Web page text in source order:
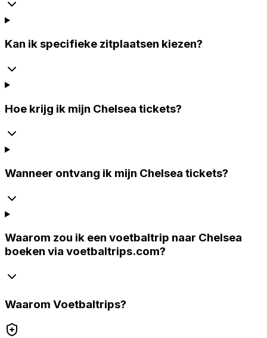
Kan ik specifieke zitplaatsen kiezen?
Hoe krijg ik mijn Chelsea tickets?
Wanneer ontvang ik mijn Chelsea tickets?
Waarom zou ik een voetbaltrip naar Chelsea
boeken via voetbaltrips.com?
Waarom Voetbaltrips?